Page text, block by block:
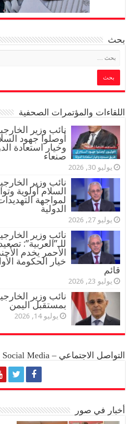
بحث
اللقاءات والمؤتمرات الصحفية
‏نائب وزير
أوصلوا جهود
وخيار استعادة
صنعاء
يوليو 30, 2026
نائب وزير
السلام أولوية
لمواجهة
الدولية
يوليو 27, 2026
نائب وزير
للـ”العربية”:
الأحمر يخدم
خيار الحكومة
قائم
يوليو 23, 2026
نائب وزير
بمستقبل اليمن
يوليو 14, 2026
التواصل الاجتماعي – Social Media
أخبار في صور